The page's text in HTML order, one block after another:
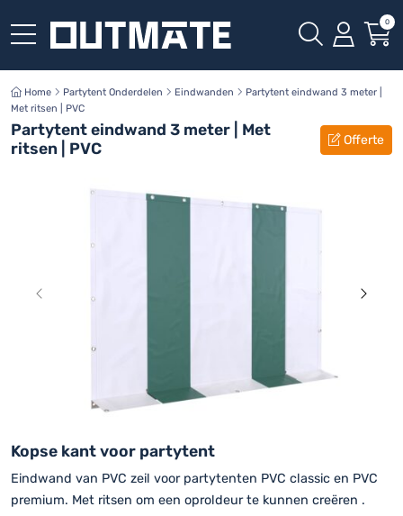
0
Home Partytent Onderdelen Eindwanden
Partytent eindwand 3 meter |
Met ritsen | PVC
Partytent eindwand 3 meter | Met
ritsen | PVC
Offerte
Kopse kant voor partytent
Eindwand van PVC zeil voor partytenten PVC classic en PVC
premium. Met ritsen om een oproldeur te kunnen creëren .